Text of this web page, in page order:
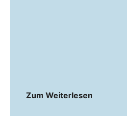
Zum Weiterlesen